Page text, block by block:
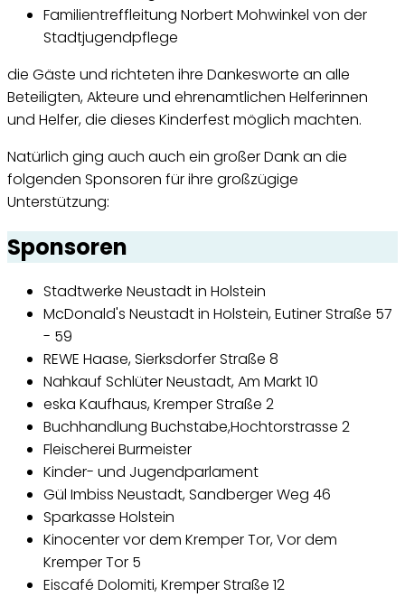
Familientreffleitung Norbert Mohwinkel von der
Stadtjugendpflege
die Gäste und richteten ihre Dankesworte an alle
Beteiligten, Akteure und ehrenamtlichen Helferinnen
und Helfer, die dieses Kinderfest möglich machten.
Natürlich ging auch auch ein großer Dank an die
folgenden Sponsoren für ihre großzügige
Unterstützung:
Sponsoren
Stadtwerke Neustadt in Holstein
McDonald's Neustadt in Holstein, Eutiner Straße 57
- 59
REWE Haase, Sierksdorfer Straße 8
Nahkauf Schlüter Neustadt, Am Markt 10
eska Kaufhaus, Kremper Straße 2
Buchhandlung Buchstabe,Hochtorstrasse 2
Fleischerei Burmeister
Kinder- und Jugendparlament
Gül Imbiss Neustadt, Sandberger Weg 46
Sparkasse Holstein
Kinocenter vor dem Kremper Tor, Vor dem
Kremper Tor 5
Eiscafé Dolomiti, Kremper Straße 12